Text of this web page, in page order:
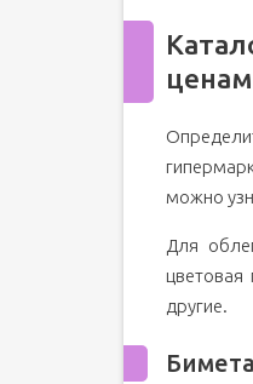
можно
Для
другие.